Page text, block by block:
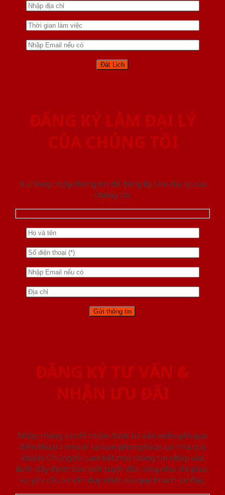
ĐĂNG KÝ LÀM ĐẠI LÝ
CỦA CHÚNG TÔI
Vui lòng nhập thông tin để đăng ký làm đại lý của
chúng tôi
ĐĂNG KÝ TƯ VẤN &
NHẬN ƯU ĐÃI
Nhập thông tin để nhận được tư vấn miễn phí qua
điện thoại / email/ tại văn phòng hoặc tại nhà quý
khách. Chúng tôi cam kết mọi thông tin nhập vào
dưới đây được bảo mật tuyệt đối cũng như chỉ phục
vụ yêu cầu tư vấn duy nhất của quý khách tại đây.